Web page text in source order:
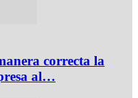
correcta la
al…